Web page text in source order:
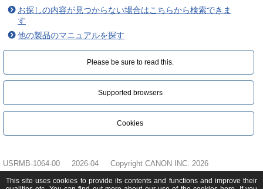
お探しの内容が見つからない場合はこちらから検索できま
す
他の製品のマニュアルを探す
Please be sure to read this.‎
Supported browsers
Cookies
USRMB-1064-00 2026-04 Copyright CANON INC. 2026
This site uses cookies to provide its contents and functions and improve their